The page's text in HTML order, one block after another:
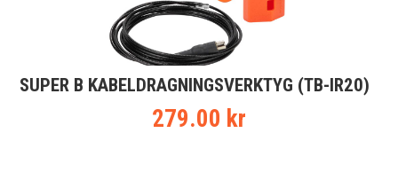
SUPER B KABELDRAGNINGSVERKTYG (TB-IR20)
279.00 kr